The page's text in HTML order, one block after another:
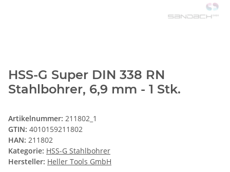
HSS-G Super DIN 338 RN
Stahlbohrer, 6,9 mm - 1 Stk.
Artikelnummer: 211802_1
GTIN: 4010159211802
HAN: 211802
Kategorie: HSS-G Stahlbohrer
Hersteller: Heller Tools GmbH